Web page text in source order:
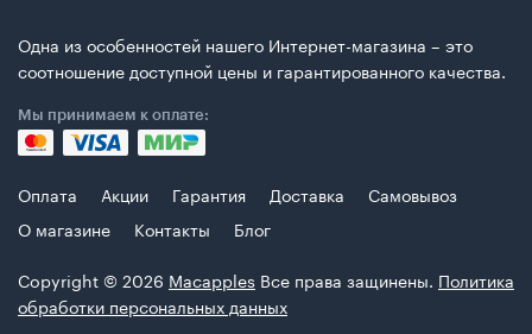
Одна из особенностей нашего Интернет-магазина – это
соотношение доступной цены и гарантированного качества.
Мы принимаем к оплате:
Оплата Акции Гарантия Доставка
Самовывоз
О магазине
Контакты
Блог
Copyright © 2026 Macapples Все права защинены. Политика
обработки персональных данных